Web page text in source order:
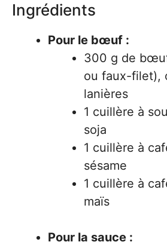
Ingrédients
Pour le bœuf :
300 g de
ou faux-filet),
lanières
1 cuillère à
soja
1 cuillère à
sésame
1 cuillère à
maïs
Pour la sauce :